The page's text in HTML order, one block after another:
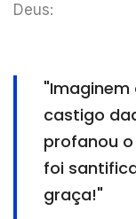
Deus:
"Imaginem
castigo
profanou
foi
graça!"